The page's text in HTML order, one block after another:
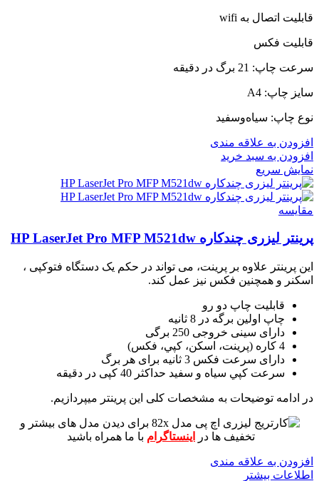
قابلیت اتصال به wifi
قابلیت فکس
سرعت چاپ: 21 برگ در دقیقه
سایز چاپ: A4
نوع چاپ: سیاه‌وسفید
افزودن به علاقه مندی
افزودن به سبد خرید
نمایش سریع
مقايسه
پرینتر لیزری چندکاره HP LaserJet Pro MFP M521dw
این پرینتر علاوه بر پرینت، می تواند در حکم یک دستگاه فتوکپی ،
اسکنر و همچنین فکس نیز عمل کند.
قابلیت چاپ دو رو
چاپ اولین برگه در 8 ثانیه
دارای سینی خروجی 250 برگی
4 کاره (پرينت، اسکن، کپي، فکس)
دارای سرعت فکس 3 ثانیه برای هر برگ
سرعت کپي سياه و سفيد حداکثر 40 کپی در دقیقه
در ادامه توضیحات به مشخصات کلی این پرینتر میپردازیم.
برای دیدن مدل های بیشتر و
تخفیف ها در
اینستاگرام با ما همراه باشید
افزودن به علاقه مندی
اطلاعات بیشتر